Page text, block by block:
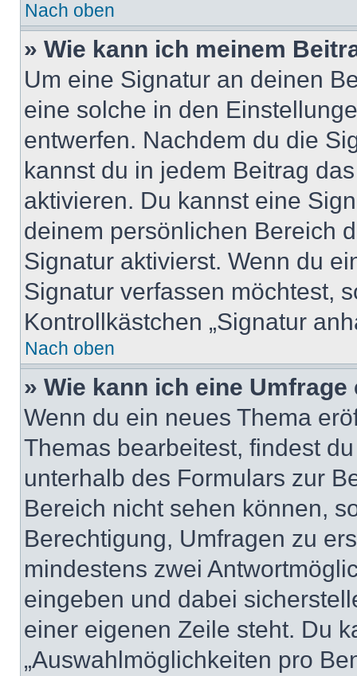
Nach oben
» Wie kann ich meinem
Um eine Signatur an deinen
eine solche in den
entwerfen. Nachdem du die
kannst du in jedem Beitrag
aktivieren. Du kannst eine
deinem persönlichen Bereich
Signatur aktivierst. Wenn du
Signatur verfassen möchtest,
Kontrollkästchen „Signatur
Nach oben
» Wie kann ich eine
Wenn du ein neues Thema
Themas bearbeitest, findest
unterhalb des Formulars zur
Bereich nicht sehen können,
Berechtigung, Umfragen zu
mindestens zwei
eingeben und dabei
einer eigenen Zeile steht. Du
„Auswahlmöglichkeiten pro